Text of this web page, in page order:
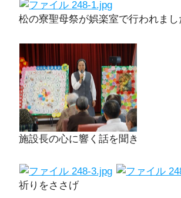
松の寮聖母祭が娯楽室で行われまし
施設長の心に響く話を聞き
祈りをささげ